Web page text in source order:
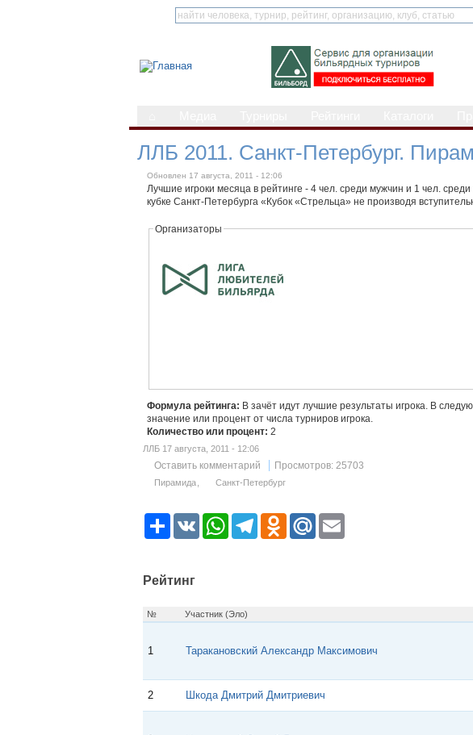
ЛЛБ 2011. Санкт-Петербург.
Обновлен 17 августа, 2011 - 12:06
Лучшие игроки месяца в рейтинге - 4 чел. среди мужчин и 1 чел.
кубке Санкт-Петербурга «Кубок «Стрельца» не производя
Организаторы
Формула рейтинга: В зачёт идут лучшие результаты игрока. В
значение или процент от числа турниров игрока.
Количество или процент: 2
ЛЛБ 17 августа, 2011 - 12:06
Оставить комментарий Просмотров: 25703
Пирамида Санкт-Петербург
Р
с
V
K
W
p
T
O
s
i
M
E
Рейтинг
№ Участник (Эло)
1 Таракановский Александр Максимович
2 Шкода Дмитрий Дмитриевич